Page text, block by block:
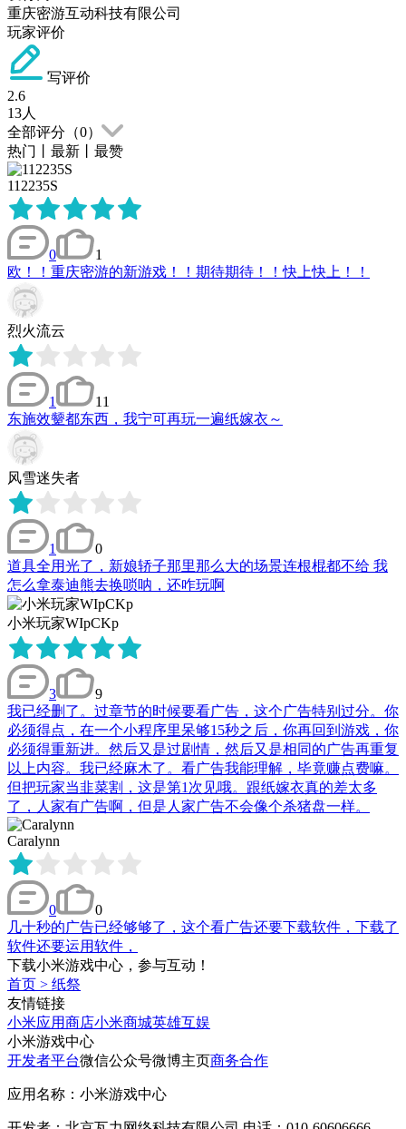
重庆密游互动科技有限公司
玩家评价
写评价
2.6
13人
全部评分（0）
热门
最新 最赞
112235S
0
1
欧！！重庆密游的新游戏！！期待期待！！快上快上！！
烈火流云
1
11
东施效颦都东西，我宁可再玩一遍纸嫁衣～
风雪迷失者
1
0
道具全用光了，新娘轿子那里那么大的场景连根棍都不给 我
怎么拿泰迪熊去换唢呐，还咋玩啊
小米玩家WIpCKp
3
9
我已经删了。过章节的时候要看广告，这个广告特别过分。你
必须得点，在一个小程序里呆够15秒之后，你再回到游戏，你
必须得重新进。然后又是过剧情，然后又是相同的广告再重复
以上内容。我已经麻木了。看广告我能理解，毕竟赚点费嘛。
但把玩家当韭菜割，这是第1次见哦。跟纸嫁衣真的差太多
了，人家有广告啊，但是人家广告不会像个杀猪盘一样。
Caralynn
0
0
几十秒的广告已经够够了，这个看广告还要下载软件，下载了
软件还要运用软件，
下载小米游戏中心，参与互动！
首页 > 纸祭
友情链接
小米应用商店小米商城英雄互娱
小米游戏中心
开发者平台微信公众号微博主页商务合作
应用名称：小米游戏中心